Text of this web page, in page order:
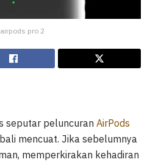
pro 2
seputar peluncuran AirPods
mencuat. Jika sebelumnya
memperkirakan kehadiran